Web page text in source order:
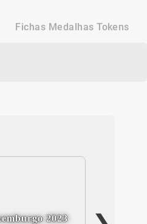
Fichas Medalhas Tokens
2023